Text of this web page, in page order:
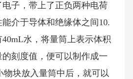
子，带上了正负两种电荷
介于导体和绝缘体之间10.
水，将量筒上表示体积
刻度值，便可以制作成一
物块放入量筒中后，就可以